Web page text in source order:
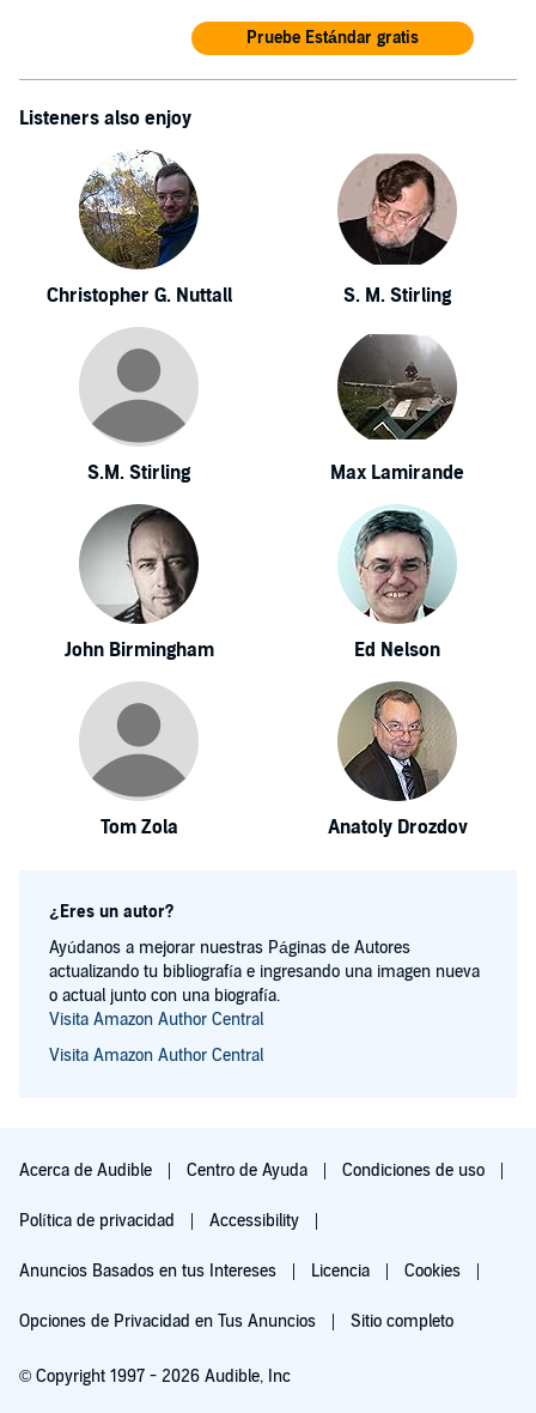
Pruebe Estándar gratis
Listeners also enjoy
Christopher G. Nuttall S. M. Stirling
S.M. Stirling Max Lamirande
John Birmingham Ed Nelson
Tom Zola Anatoly Drozdov
¿Eres un autor?
Ayúdanos a mejorar nuestras Páginas de Autores
actualizando tu bibliografía e ingresando una imagen nueva
o actual junto con una biografía.
Visita Amazon Author Central
Visita Amazon Author Central
Acerca de Audible Centro de Ayuda Condiciones de uso
Política de privacidad Accessibility
Anuncios Basados en tus Intereses Licencia Cookies
Opciones de Privacidad en Tus Anuncios Sitio completo
© Copyright 1997 - 2026 Audible, Inc